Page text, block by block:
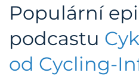
Populární
podcastu
od Cycling-